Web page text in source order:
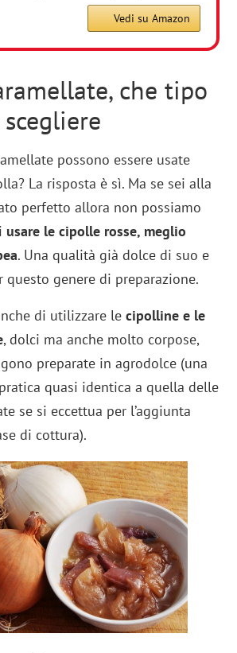
Vedi su Amazon
che tipo
possono essere usate
La risposta è sì. Ma se sei alla
perfetto allora non possiamo
usare le cipolle rosse, meglio
. Una qualità già dolce di suo e
genere di preparazione.
di utilizzare lecipolline e le
, dolci ma anche molto corpose,
preparate in agrodolce (una
quasi identica a quella delle
se si eccettua per l’aggiunta
di cottura).